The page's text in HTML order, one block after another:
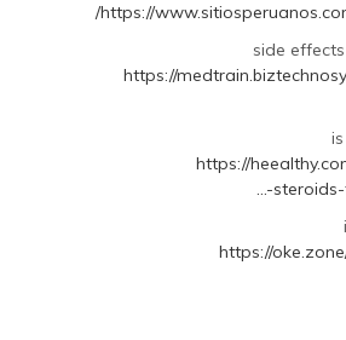
https://
side
https://
https://
steroids-
https://